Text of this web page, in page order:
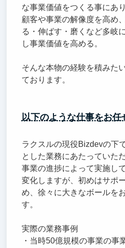
な事業価値をつくる事にあり
顧客や事業の解像度を高め
る・伸ばす・磨くなど多岐
し事業価値を高める。
そんな本物の経験を積みた
ております。
以下のような仕事をお任
ラクスルの現役Bizdevの下
とした業務にあたっていた
事業の進捗によって実施し
変化しますが、初めはサポ
め、徐々に大きなボールを
す。
実際の業務事例
・当時50億規模の事業の事